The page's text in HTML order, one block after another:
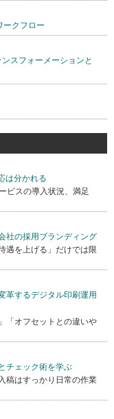
ークフロー
スフォーメーションと
は分かれる
ビスの導入状況、満足
社の採用ブランディング
遇を上げる」だけでは限
革するデジタル印刷運用
「オフセットとの違いや
チェック術を学ぶ
稿はすっかり日常の作業